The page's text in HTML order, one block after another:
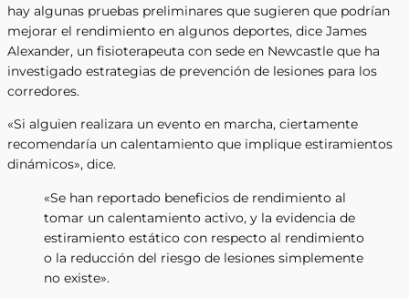
hay algunas pruebas preliminares que sugieren que podrían
mejorar el rendimiento en algunos deportes, dice James
Alexander, un fisioterapeuta con sede en Newcastle que ha
investigado estrategias de prevención de lesiones para los
corredores.
«Si alguien realizara un evento en marcha, ciertamente
recomendaría un calentamiento que implique estiramientos
dinámicos», dice.
«Se han reportado beneficios de rendimiento al
tomar un calentamiento activo, y la evidencia de
estiramiento estático con respecto al rendimiento
o la reducción del riesgo de lesiones simplemente
no existe».